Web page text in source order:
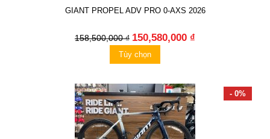
GIANT PROPEL ADV PRO 0-AXS 2026
158,500,000 ₫ 150,580,000 ₫
Tùy chọn
- 0%